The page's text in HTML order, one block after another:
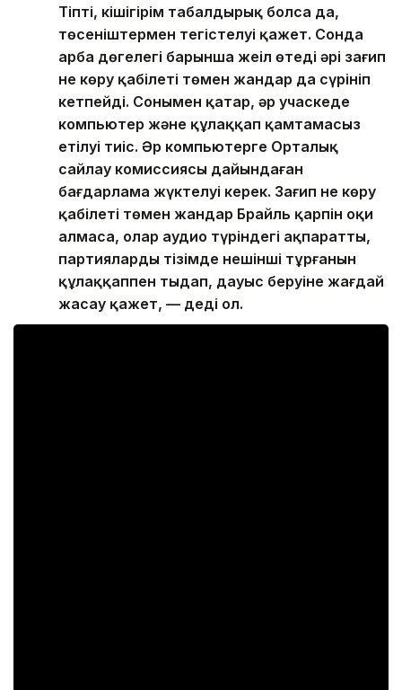
Тіпті, кішігірім табалдырық болса да,
төсеніштермен тегістелуі қажет. Сонда
арба дөңгелегі барынша жеңіл өтеді әрі зағип
не көру қабілеті төмен жандар да сүрініп
кетпейді. Сонымен қатар, әр учаскеде
компьютер және құлаққап қамтамасыз
етілуі тиіс. Әр компьютерге Орталық
сайлау комиссиясы дайындаған
бағдарлама жүктелуі керек. Зағип не көру
қабілеті төмен жандар Брайль қарпін оқи
алмаса, олар аудио түріндегі ақпаратты,
партиялардың тізімде нешінші тұрғанын
құлаққаппен тыңдап, дауыс беруіне жағдай
жасау қажет, — деді ол.